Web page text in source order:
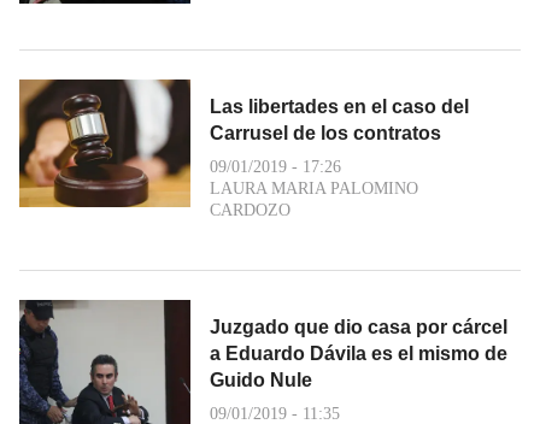
Las libertades en el caso del
Carrusel de los contratos
09/01/2019 - 17:26
LAURA MARIA PALOMINO
CARDOZO
Juzgado que dio casa por cárcel
a Eduardo Dávila es el mismo de
Guido Nule
09/01/2019 - 11:35